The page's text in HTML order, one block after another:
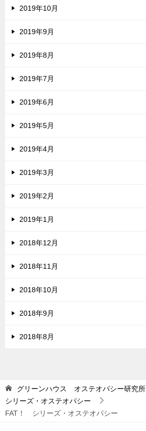
2019年10月
2019年9月
2019年8月
2019年7月
2019年6月
2019年5月
2019年4月
2019年3月
2019年2月
2019年1月
2018年12月
2018年11月
2018年10月
2018年9月
2018年8月
グリーンハウス オステオパシー研究所
シリーズ・オステオパシー
FAT！ シリーズ・オステオパシー